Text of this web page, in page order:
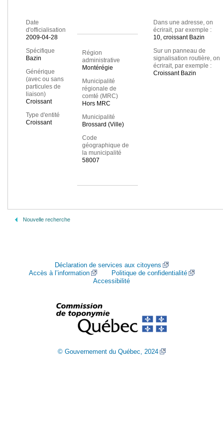
Date
d'officialisation
2009-04-28
Spécifique
Bazin
Générique
(avec ou sans
particules de
liaison)
Croissant
Type d'entité
Croissant
Région
administrative
Montérégie
Municipalité
régionale de
comté (MRC)
Hors MRC
Municipalité
Brossard (Ville)
Code
géographique de
la municipalité
58007
Dans une adresse, on
écrirait, par exemple :
10, croissant Bazin
Sur un panneau de
signalisation routière, on
écrirait, par exemple :
Croissant Bazin
Nouvelle recherche
Déclaration de services aux citoyens
Accès à l’information
Politique de confidentialité
Accessibilité
© Gouvernement du Québec, 2024